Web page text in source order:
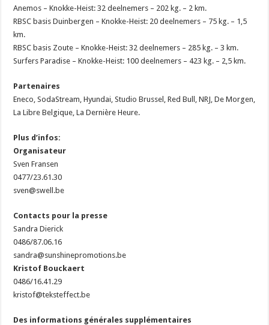
Anemos – Knokke-Heist: 32 deelnemers – 202 kg. – 2 km.
RBSC basis Duinbergen – Knokke-Heist: 20 deelnemers – 75 kg. – 1,5
km.
RBSC basis Zoute – Knokke-Heist: 32 deelnemers – 285 kg. – 3 km.
Surfers Paradise – Knokke-Heist: 100 deelnemers – 423 kg. – 2,5 km.
Partenaires
Eneco, SodaStream, Hyundai, Studio Brussel, Red Bull, NRJ, De Morgen,
La Libre Belgique, La Dernière Heure.
Plus d’infos:
Organisateur
Sven Fransen
0477/23.61.30
sven@swell.be
Contacts pour la presse
Sandra Dierick
0486/87.06.16
sandra@sunshinepromotions.be
Kristof Bouckaert
0486/16.41.29
kristof@teksteffect.be
Des informations générales supplémentaires